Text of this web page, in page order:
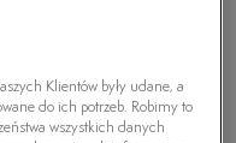
Klientów były udane, a
do ich potrzeb. Robimy to
wszystkich danych